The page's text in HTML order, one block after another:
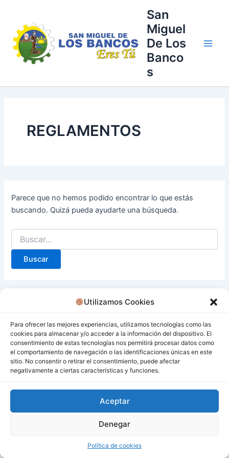
Utilizamos Cookies
Para ofrecer las mejores experiencias, utilizamos tecnologías como las
cookies para almacenar y/o acceder a la información del dispositivo. El
consentimiento de estas tecnologías nos permitirá procesar datos como
el comportamiento de navegación o las identificaciones únicas en este
sitio. No consentir o retirar el consentimiento, puede afectar
negativamente a ciertas características y funciones.
Aceptar
Denegar
Política de cookies
contenido
San
Miguel
De Los
Banco
s
REGLAMENTOS
Parece que no hemos podido encontrar lo que estás
buscando. Quizá pueda ayudarte una búsqueda.
Todos los derechos © 2026 San Miguel De Los Bancos |